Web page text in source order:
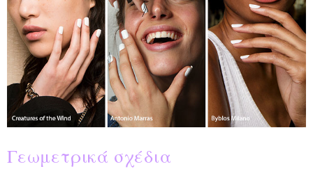
Γεωμετρικά σχέδια